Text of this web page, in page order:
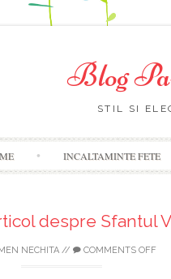
Blog
STIL SI
INCALTAMINTE FETE
despre Sfantul
NECHITA // COMMENTS OFF